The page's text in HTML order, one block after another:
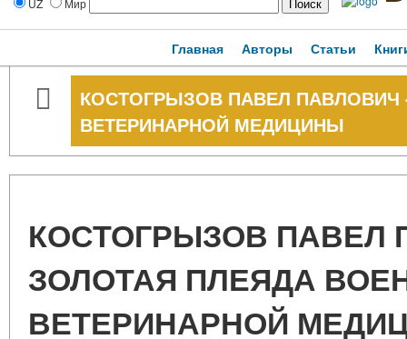
UZ Мир
Главная Авторы Статьи
КОСТОГРЫЗОВ ПАВЕЛ
ВЕТЕРИНАРНОЙ МЕДИЦИНЫ
КОСТОГРЫЗОВ ПАВЕЛ
ЗОЛОТАЯ ПЛЕЯДА
ВЕТЕРИНАРНОЙ